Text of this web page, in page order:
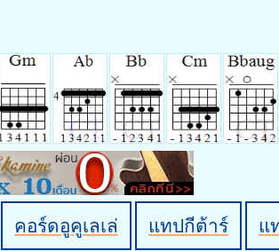
คอร์ดอูคูเลเล่ แทปกีต้าร์ แ